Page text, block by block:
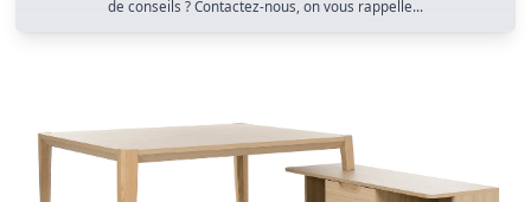
de conseils ? Contactez-nous, on vous rappelle...